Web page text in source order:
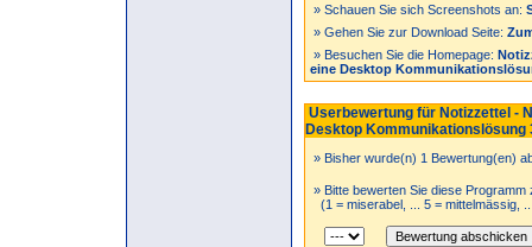
» Schauen Sie sich Screenshots an:
» Gehen Sie zur Download Seite:
» Besuchen Sie die Homepage:
eine Desktop
Userbewertung für Notizzettel -
Desktop Kommunikationslösung
» Bisher wurde(n) 1 Bewertung(en)
» Bitte bewerten Sie diese Programm
(1 = miserabel, ... 5 = mittelmässig,